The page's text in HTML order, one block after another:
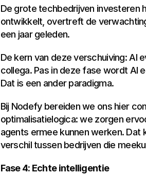
De grote techbedrijven investeren
ontwikkelt, overtreft de
een jaar geleden.
De kern van deze verschuiving: AI
collega. Pas in deze fase wordt AI
Dat is een ander paradigma.
Bij Nodefy bereiden we ons hier
optimalisatielogica: we zorgen
agents ermee kunnen werken. Dat
verschil tussen bedrijven die
Fase 4: Echte intelligentie